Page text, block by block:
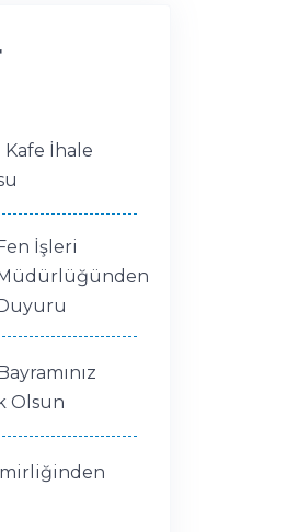
İhale
İşleri
Olsun